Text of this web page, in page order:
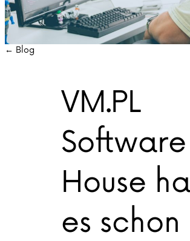
← Blog
VM.PL
Software
House
es schon